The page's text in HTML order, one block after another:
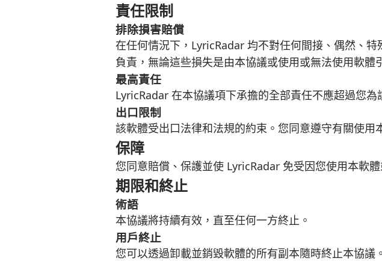
責任限制
排除損害賠償
在任何情況下，LyricRadar 均不對任何間接、偶然、
負責，無論這些損失是由本協議或使用或無法使用軟
最高責任
LyricRadar 在本協議項下承擔的全部責任不應超過您為
出口限制
該軟體受出口法律和法規的約束。您同意遵守有關使
保障
您同意賠償、保護並使 LyricRadar 免受因您使用本軟
期限和終止
術語
本協議將持續有效，直至任何一方終止。
用戶終止
您可以透過卸載並銷毀軟體的所有副本隨時終止本協議。